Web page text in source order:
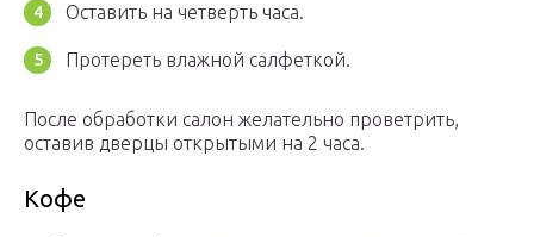
Оставить на четверть часа.
Протереть влажной салфеткой.
После обработки салон желательно проветрить,
оставив дверцы открытыми на 2 часа.
Кофе